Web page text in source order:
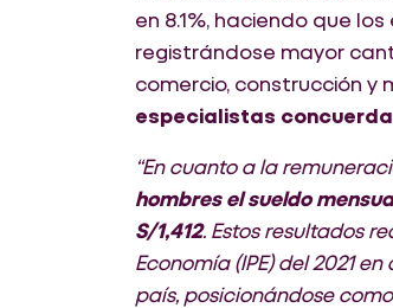
en 8.1%, haciendo que
registrándose mayor
comercio, construcción y
especialistas
“En cuanto a la
hombres el sueldo
S/1,412. Estos resultados
Economía (IPE) del 2021
país, posicionándose